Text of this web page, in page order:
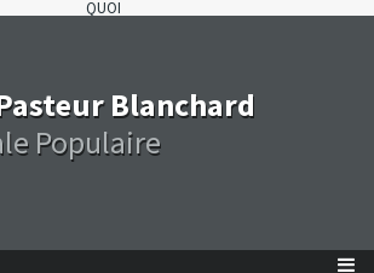
QUOI
Blanchard
Populaire